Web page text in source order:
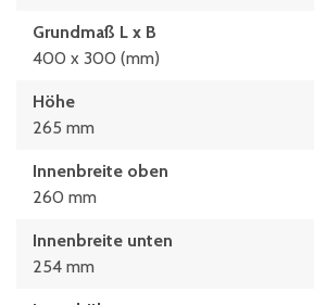
Grundmaß L x B
400 x 300 (mm)
Höhe
265 mm
Innenbreite oben
260 mm
Innenbreite unten
254 mm